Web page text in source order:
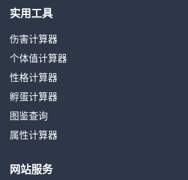
实用工具
伤害计算器
个体值计算器
性格计算器
孵蛋计算器
图鉴查询
属性计算器
网站服务